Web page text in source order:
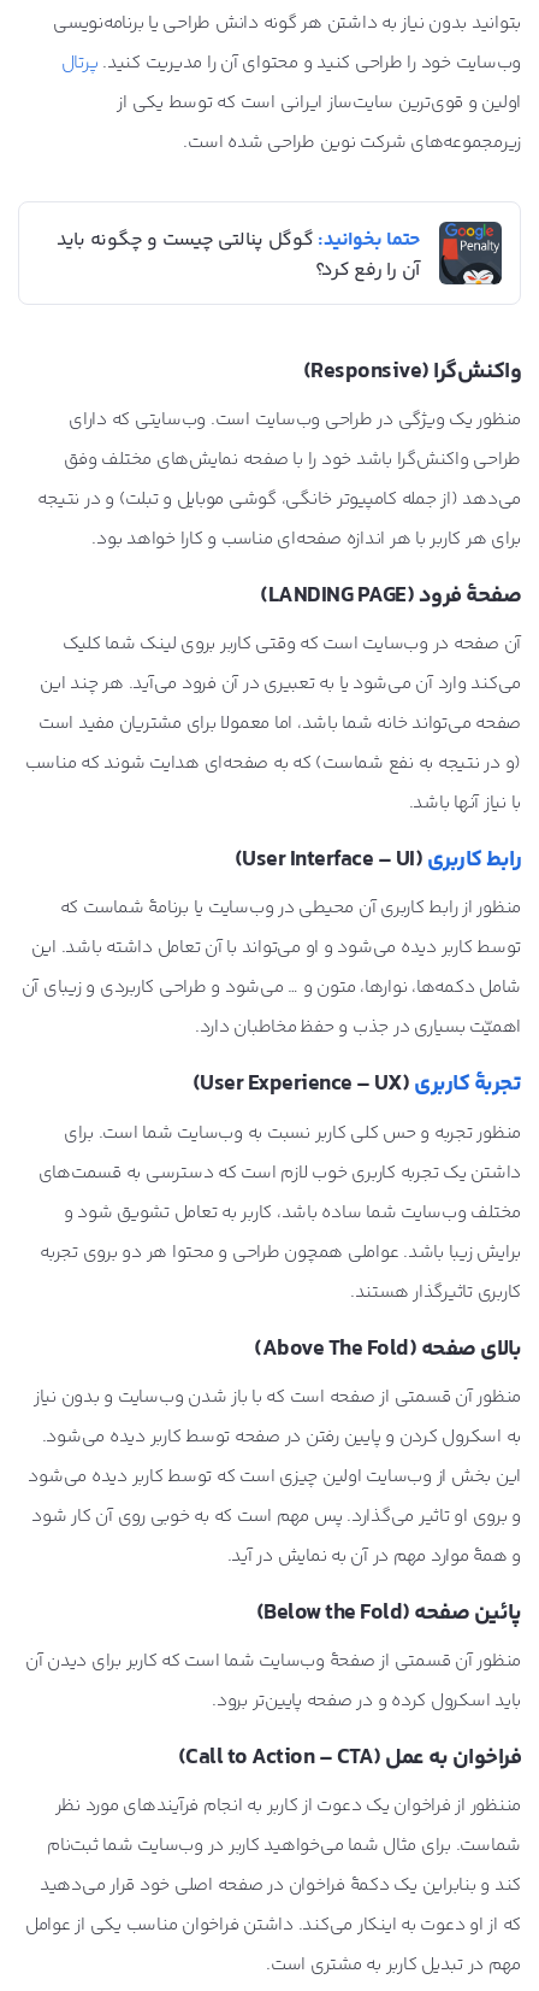
بتوانید بدون نیاز به داشتن هر گونه دانش طراحی یا برنامه‌نویسی
وب‌سایت خود را طراحی کنید و محتوای آن را مدیریت کنید. پرتال
اولین و قوی‌ترین سایت‌ساز ایرانی است که توسط یکی از
زیرمجموعه‌های شرکت نوین طراحی شده است.
حتما بخوانید: گوگل پنالتی چیست و چگونه باید
آن را رفع کرد؟
واکنش‌گرا (Responsive)
منظور یک ویژگی در طراحی وب‌سایت است. وب‌سایتی که دارای
طراحی واکنش‌گرا باشد خود را با صفحه نمایش‌های مختلف وفق
می‌دهد (از جمله کامپیوتر خانگی، گوشی موبایل و تبلت) و در نتیجه
برای هر کاربر با هر اندازه صفحه‌ای مناسب و کارا خواهد بود.
صفحۀ فرود (LANDING PAGE)
آن صفحه در وب‌سایت است که وقتی کاربر بروی لینک شما کلیک
می‌کند وارد آن می‌شود یا به تعبیری در آن فرود می‌آید. هر چند این
صفحه می‌تواند خانه شما باشد، اما معمولا برای مشتریان مفید است
(و در نتیجه به نفع شماست) که به صفحه‌ای هدایت شوند که مناسب
با نیاز آنها باشد.
رابط کاربری(User Interface – UI)
منظور از رابط کاربری آن محیطی در وب‌سایت یا برنامۀ شماست که
توسط کاربر دیده می‌شود و او می‌تواند با آن تعامل داشته باشد. این
شامل دکمه‌ها، نوارها، متون و … می‌شود و طراحی کاربردی و زیبای آن
اهمیّت بسیاری در جذب و حفظ مخاطبان دارد.
تجربۀ کاربری(User Experience – UX)
منظور تجربه و حس کلی کاربر نسبت به وب‌سایت شما است. برای
داشتن یک تجربه کاربری خوب لازم است که دسترسی به قسمت‌های
مختلف وب‌سایت شما ساده باشد، کاربر به تعامل تشویق شود و
برایش زیبا باشد. عواملی همچون طراحی و محتوا هر دو بروی تجربه
کاربری تاثیرگذار هستند.
بالای صفحه (Above The Fold)
منظور آن قسمتی از صفحه است که با باز شدن وب‌سایت و بدون نیاز
به اسکرول کردن و پایین رفتن در صفحه توسط کاربر دیده می‌شود.
این بخش از وب‌سایت اولین چیزی است که توسط کاربر دیده می‌شود
و بروی او تاثیر می‌گذارد. پس مهم است که به خوبی روی آن کار شود
و همۀ موارد مهم در آن به نمایش در آید.
پائین صفحه (Below the Fold)
منظور آن قسمتی از صفحۀ وب‌سایت شما است که کاربر برای دیدن آن
باید اسکرول کرده و در صفحه پایین‌تر برود.
فراخوان به عمل (Call to Action – CTA)
مننظور از فراخوان یک دعوت از کاربر به انجام فرآیندهای مورد نظر
شماست. برای مثال شما می‌خواهید کاربر در وب‌سایت شما ثبت‌نام
کند و بنابراین یک دکمۀ فراخوان در صفحه اصلی خود قرار می‌دهید
که از او دعوت به اینکار می‌کند. داشتن فراخوان مناسب یکی از عوامل
مهم در تبدیل کاربر به مشتری است.